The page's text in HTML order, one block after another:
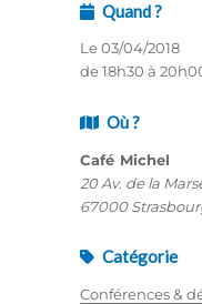
Quand ?
Le 03/04/2018
de 18h30 à
Où ?
Café Michel
20 Av. de la
67000
Catégorie
Conférences &